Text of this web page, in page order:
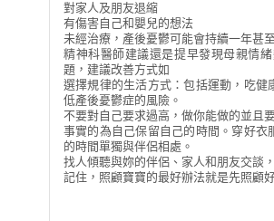
對家人及朋友退縮
有傷害自己和嬰兒的想法
未經治療，產後憂鬱可能會持續一年甚
精神科醫師建議還是提早發現母親情
題，建議改善方式如
選擇規律的生活方式：包括運動，吃
低產後憂鬱症的風險。
不要對自己要求過高，做你能做的並且
事實的為自己保留自己的時間。穿好
的時間單獨與伴侶相處。
找人傾聽與妳的伴侶、家人和朋友交談
記住，照顧寶寶的最好辦法就是先照顧